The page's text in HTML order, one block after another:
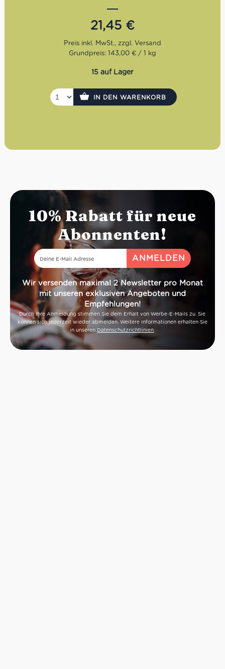
hochqualitativ und bei jedem Anlass ein zauberhaftes
Geschenk! Glutenfrei. Veganes Produkt.
21,45 €
Grundpreis: 143,00 € / 1 kg
15 auf Lager
IN DEN WARENKORB
10% Rabatt für neue
Abonnenten!
Wir versenden maximal 2 Newsletter pro Monat
mit unseren exklusiven Angeboten und
Empfehlungen!
Durch Ihre Anmeldung stimmen Sie dem Erhalt von Werbe-E-Mails zu. Sie
können sich jederzeit wieder abmelden. Weitere Informationen erhalten Sie
in unseren Datenschutzrichtlinien